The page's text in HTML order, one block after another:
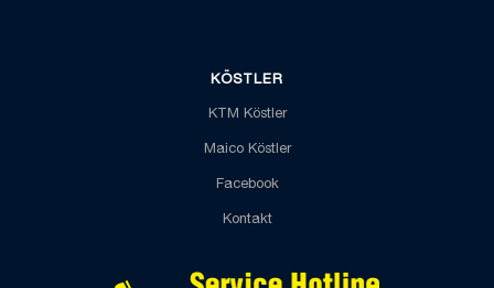
KÖSTLER
KTM Köstler
Maico Köstler
Facebook
Kontakt